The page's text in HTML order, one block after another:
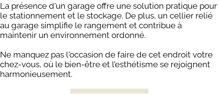
La présence d'un garage offre une solution pratique pour
le stationnement et le stockage. De plus, un cellier relié
au garage simplifie le rangement et contribue à
maintenir un environnement ordonné.
Ne manquez pas l'occasion de faire de cet endroit votre
chez-vous, où le bien-être et l’esthétisme se rejoignent
harmonieusement.